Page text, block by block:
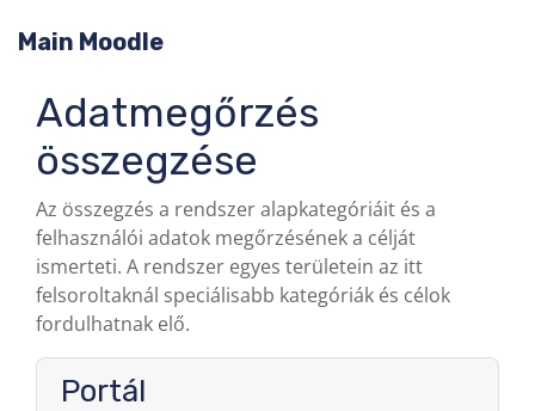
Main Moodle
Adatmegőrzés
összegzése
Az összegzés a rendszer alapkategóriáit és a
felhasználói adatok megőrzésének a célját
ismerteti. A rendszer egyes területein az itt
felsoroltaknál speciálisabb kategóriák és célok
fordulhatnak elő.
Portál